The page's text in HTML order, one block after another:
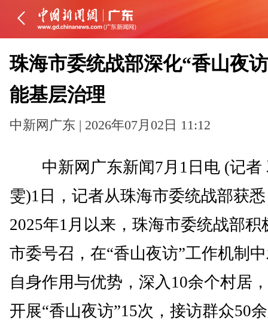
珠海市委统战部深化“香山夜
能基层治理
中新网广东 | 2026年07月02日 11:12
中新网广东新闻7月1日电 (记者
雯)1日，记者从珠海市委统战部获
2025年1月以来，珠海市委统战部积
市委号召，在“香山夜访”工作机制
自身作用与优势，深入10余个村居
开展“香山夜访”15次，接访群众50